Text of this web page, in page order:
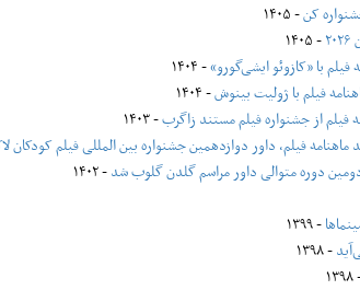
کن- ۱۴۰۵
- ۱۴۰۵
با «کازوئو ایشی‌گورو»- ۱۴۰۴
فیلم با ژولیت بینوش- ۱۴۰۴
از جشنواره فیلم مستند زاگرب- ۱۴۰۳
ماهنامه فیلم، داور دوازدهمین جشنواره بین المللی فیلم کودکان
دوره متوالی داور مراسم گلدن گلوب شد- ۱۴۰۲
- ۱۳۹۹
- ۱۳۹۸